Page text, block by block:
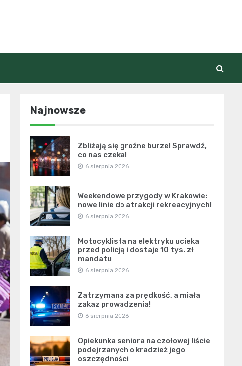
Najnowsze
Zbliżają się groźne burze! Sprawdź,
co nas czeka!
6 sierpnia 2026
Weekendowe przygody w Krakowie:
nowe linie do atrakcji rekreacyjnych!
6 sierpnia 2026
Motocyklista na elektryku ucieka
przed policją i dostaje 10 tys. zł
mandatu
6 sierpnia 2026
Zatrzymana za prędkość, a miała
zakaz prowadzenia!
6 sierpnia 2026
Opiekunka seniora na czołowej liście
podejrzanych o kradzież jego
oszczędności